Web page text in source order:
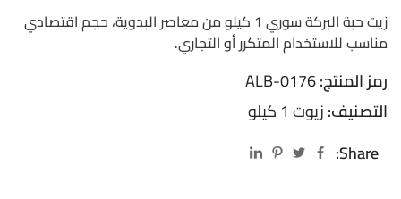
زيت حبة البركة سوري 1 كيلو من معاصر البدوية، حجم اقتصادي
مناسب للاستخدام المتكرر أو التجاري.
رمز المنتج:ALB-0176
التصنيف:زيوت 1 كيلو
Share: